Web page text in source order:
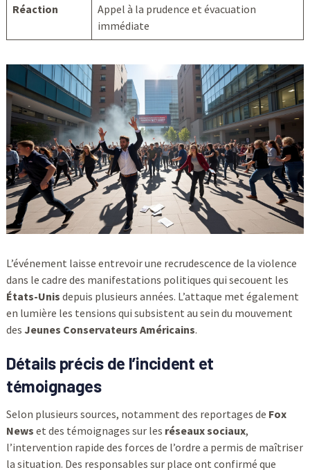
Réaction
Appel à la prudence et évacuation
immédiate
L’événement laisse entrevoir une recrudescence de la violence
dans le cadre des manifestations politiques qui secouent les
États-Unis depuis plusieurs années. L’attaque met également
en lumière les tensions qui subsistent au sein du mouvement
des Jeunes Conservateurs Américains.
Détails précis de l’incident et
témoignages
Selon plusieurs sources, notamment des reportages de Fox
News et des témoignages sur les réseaux sociaux,
l’intervention rapide des forces de l’ordre a permis de maîtriser
la situation. Des responsables sur place ont confirmé que